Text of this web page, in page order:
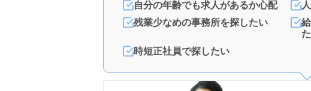
完備といった福利厚生も整っています。週5日の
可能です。
自分の年齢でも求人があるか心配
残業少なめの事務所を探したい
時短正社員で探したい